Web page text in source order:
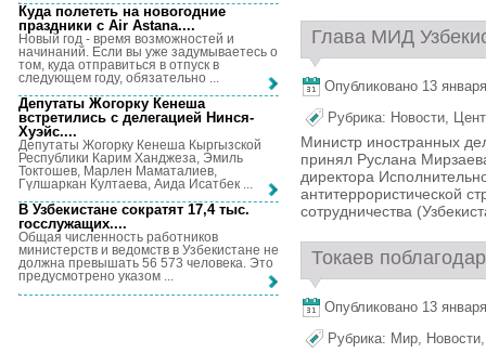
Глава МИД
Опубликовано 13
Рубрика: Новости,
Министр иностранных
принял Руслана
директора
антитеррористической
сотрудничества
Токаев
Опубликовано 13
Рубрика: Мир, Новости
Куда полететь на новогодние
праздники с Air Astana....
Новый год - время возможностей и
начинаний. Если вы уже задумываетесь о
том, куда отправиться в отпуск в
следующем году, обязательно ...
Депутаты Жогорку Кенеша
встретились с делегацией Нинся-
Хуэйс....
Депутаты Жогорку Кенеша Кыргызской
Республики Карим Ханджеза, Эмиль
Токтошев, Марлен Маматалиев,
Гүлшаркан Култаева, Аида Исатбек ...
В Узбекистане сократят 17,4 тыс.
госслужащих....
Общая численность работников
министерств и ведомств в Узбекистане не
должна превышать 56 573 человека. Это
предусмотрено указом ...